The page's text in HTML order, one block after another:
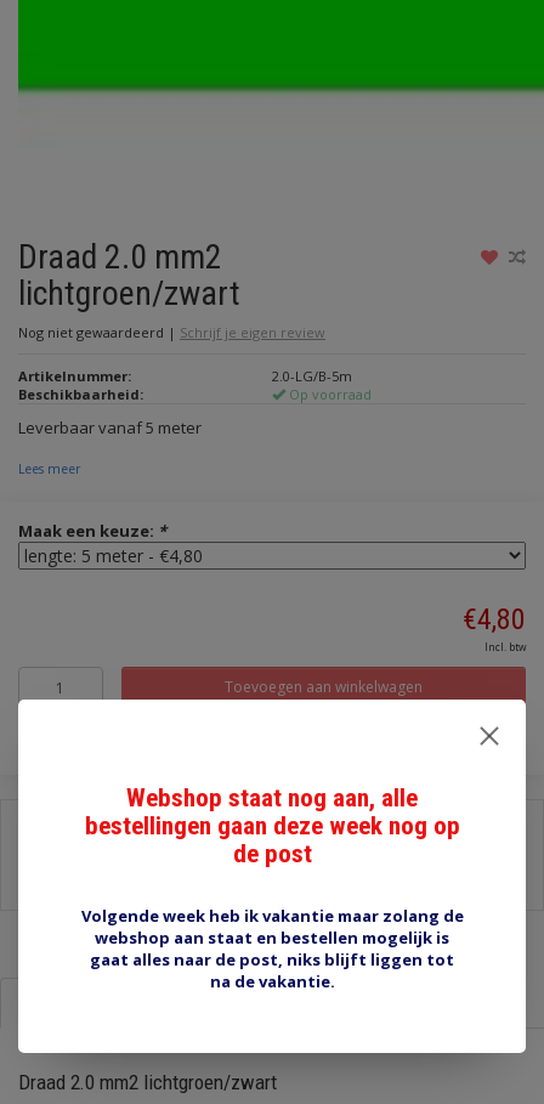
Draad 2.0 mm2
lichtgroen/zwart
Nog niet gewaardeerd | Schrijf je eigen review
Artikelnummer:
2.0-LG/B-5m
Beschikbaarheid:
Op voorraad
Leverbaar vanaf 5 meter
Lees meer
Maak een keuze: *
€4,80
Incl. btw
Toevoegen aan winkelwagen
Draad 2.0 mm2 lichtgroen/zwart
Webshop staat nog aan, alle
bestellingen gaan deze week nog op
de post
Volgende week heb ik vakantie maar zolang de
webshop aan staat en bestellen mogelijk is
gaat alles naar de post, niks blijft liggen tot
na de vakantie.